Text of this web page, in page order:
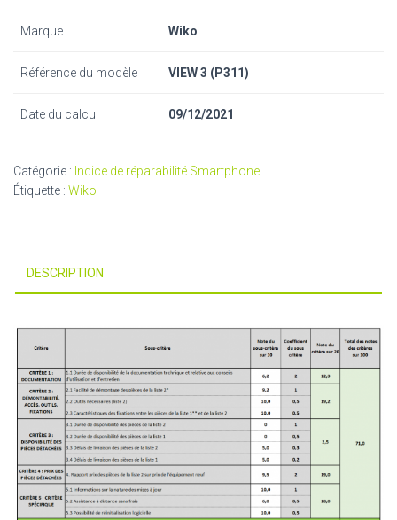
Marque Wiko
Référence du modèle VIEW 3 (P311)
Date du calcul 09/12/2021
Catégorie : Indice de réparabilité Smartphone
Étiquette : Wiko
DESCRIPTION